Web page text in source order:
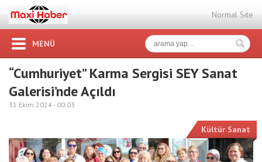
Normal Site
MENÜ
“Cumhuriyet” Karma Sergisi SEY Sanat
Galerisi’nde Açıldı
31 Ekim 2024 - 00:03
Kültür Sanat